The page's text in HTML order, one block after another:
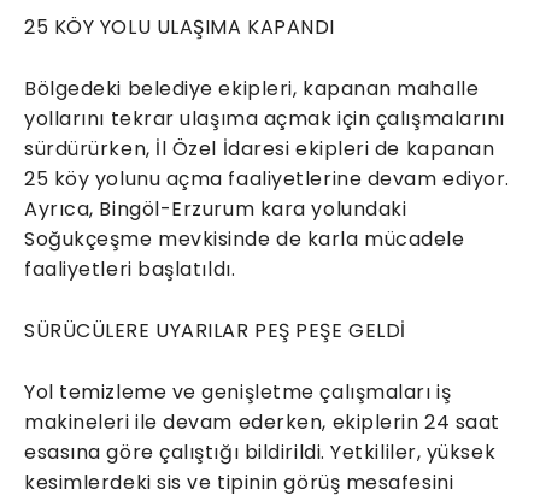
25 KÖY YOLU ULAŞIMA KAPANDI
Bölgedeki belediye ekipleri, kapanan mahalle
yollarını tekrar ulaşıma açmak için çalışmalarını
sürdürürken, İl Özel İdaresi ekipleri de kapanan
25 köy yolunu açma faaliyetlerine devam ediyor.
Ayrıca, Bingöl-Erzurum kara yolundaki
Soğukçeşme mevkisinde de karla mücadele
faaliyetleri başlatıldı.
SÜRÜCÜLERE UYARILAR PEŞ PEŞE GELDİ
Yol temizleme ve genişletme çalışmaları iş
makineleri ile devam ederken, ekiplerin 24 saat
esasına göre çalıştığı bildirildi. Yetkililer, yüksek
kesimlerdeki sis ve tipinin görüş mesafesini